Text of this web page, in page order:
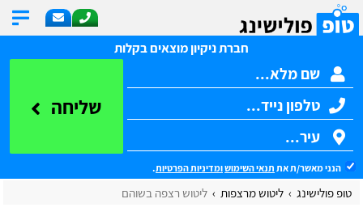
חברת ניקיון מוצאים בקלות
שליחה
הנני מאשר/ת את תנאי השימושומדיניות הפרטיות.
טופ פולישינג ליטוש מרצפות ליטוש רצפה בשוהם